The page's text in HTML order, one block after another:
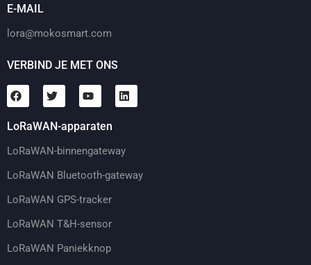
E-MAIL
lora@mokosmart.com
VERBIND JE MET ONS
LoRaWAN-apparaten
LoRaWAN-binnengateway
LoRaWAN Bluetooth-gateway
LoRaWAN GPS-tracker
LoRaWAN T&H-sensor
LoRaWAN Paniekknop